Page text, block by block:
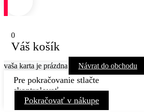
0
Váš košík
vaša karta je prázdna Návrat do obchodu
Pre pokračovanie stlačte
skontrolovať
Pokračovať v nákupe